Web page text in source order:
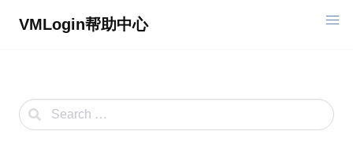
VMLogin帮助中心